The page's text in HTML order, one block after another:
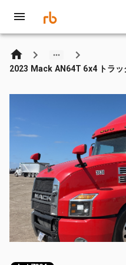
2023 Mack AN64T 6x4 トラッ